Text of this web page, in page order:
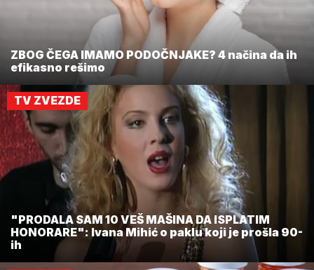
ZBOG ČEGA IMAMO PODOČNJAKE? 4 načina da ih
efikasno rešimo
TV ZVEZDE
"PRODALA SAM 10 VEŠ MAŠINA DA ISPLATIM
HONORARE": Ivana Mihić o paklu koji je prošla 90-
ih